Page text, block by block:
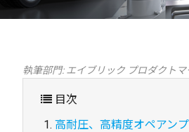
執筆部門:エイブリック プロダクト
目次
高耐圧、高精度オペアン